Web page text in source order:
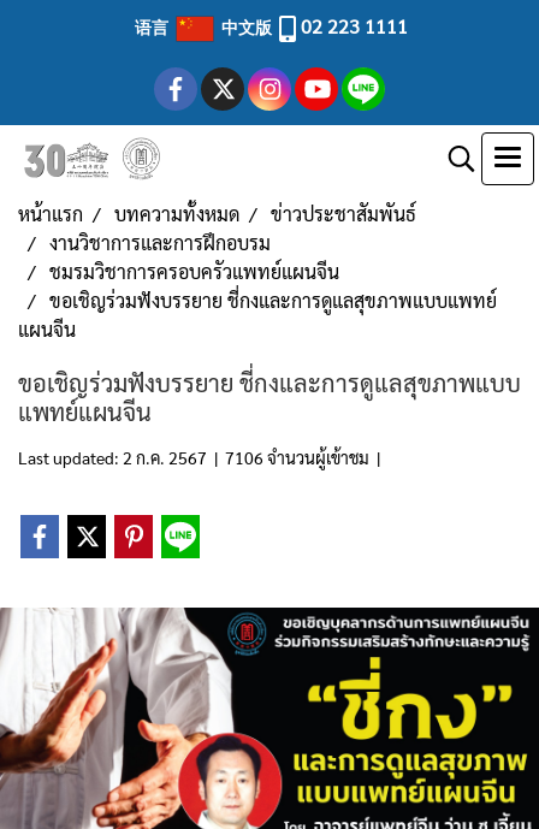
语言 中文版 02 223 1111
หน้าแรก บทความทั้งหมด
ข่าวประชาสัมพันธ์
งานวิชาการและการฝึกอบรม
ชมรมวิชาการครอบครัวแพทย์แผนจีน
ขอเชิญร่วมฟังบรรยาย ชี่กงและการดูแลสุขภาพแบบแพทย์
แผนจีน
ขอเชิญร่วมฟังบรรยาย ชี่กงและการดูแลสุขภาพแบบ
แพทย์แผนจีน
Last updated: 2 ก.ค. 2567 | 7106 จำนวนผู้เข้าชม |